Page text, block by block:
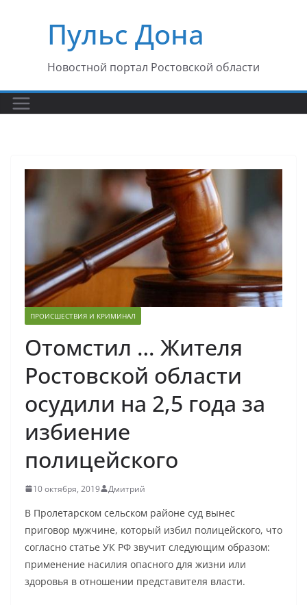
содержимомуПульс Дона
Новостной портал Ростовской области
ПРОИСШЕСТВИЯ И КРИМИНАЛ
Отомстил … Жителя
Ростовской области
осудили на 2,5 года за
избиение
полицейского
10 октября, 2019 Дмитрий
В Пролетарском сельском районе суд вынес
приговор мужчине, который избил полицейского, что
согласно статье УК РФ звучит следующим образом:
применение насилия опасного для жизни или
здоровья в отношении представителя власти.